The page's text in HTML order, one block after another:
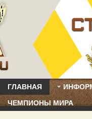
ГЛАВНАЯ
ЧЕМПИОНЫ МИРА